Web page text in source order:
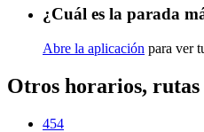
¿Cuál es la parada
Abre la aplicación para ver
Otros horarios, rutas
454